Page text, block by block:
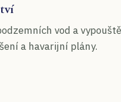
vod a
a havarijní plány.